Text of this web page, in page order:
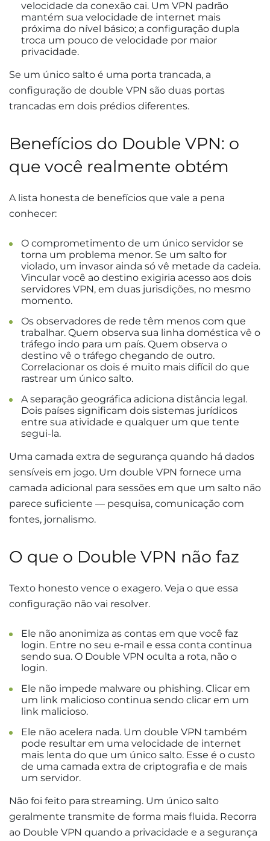
velocidade da conexão cai. Um VPN padrão
mantém sua velocidade de internet mais
próxima do nível básico; a configuração dupla
troca um pouco de velocidade por maior
privacidade.
Se um único salto é uma porta trancada, a
configuração de double VPN são duas portas
trancadas em dois prédios diferentes.
Benefícios do Double VPN: o
que você realmente obtém
A lista honesta de benefícios que vale a pena
conhecer:
O comprometimento de um único servidor se
torna um problema menor. Se um salto for
violado, um invasor ainda só vê metade da cadeia.
Vincular você ao destino exigiria acesso aos dois
servidores VPN, em duas jurisdições, no mesmo
momento.
Os observadores de rede têm menos com que
trabalhar. Quem observa sua linha doméstica vê o
tráfego indo para um país. Quem observa o
destino vê o tráfego chegando de outro.
Correlacionar os dois é muito mais difícil do que
rastrear um único salto.
A separação geográfica adiciona distância legal.
Dois países significam dois sistemas jurídicos
entre sua atividade e qualquer um que tente
segui-la.
Uma camada extra de segurança quando há dados
sensíveis em jogo. Um double VPN fornece uma
camada adicional para sessões em que um salto não
parece suficiente — pesquisa, comunicação com
fontes, jornalismo.
O que o Double VPN não faz
Texto honesto vence o exagero. Veja o que essa
configuração não vai resolver.
Ele não anonimiza as contas em que você faz
login. Entre no seu e-mail e essa conta continua
sendo sua. O Double VPN oculta a rota, não o
login.
Ele não impede malware ou phishing. Clicar em
um link malicioso continua sendo clicar em um
link malicioso.
Ele não acelera nada. Um double VPN também
pode resultar em uma velocidade de internet
mais lenta do que um único salto. Esse é o custo
de uma camada extra de criptografia e de mais
um servidor.
Não foi feito para streaming. Um único salto
geralmente transmite de forma mais fluida. Recorra
ao Double VPN quando a privacidade e a segurança